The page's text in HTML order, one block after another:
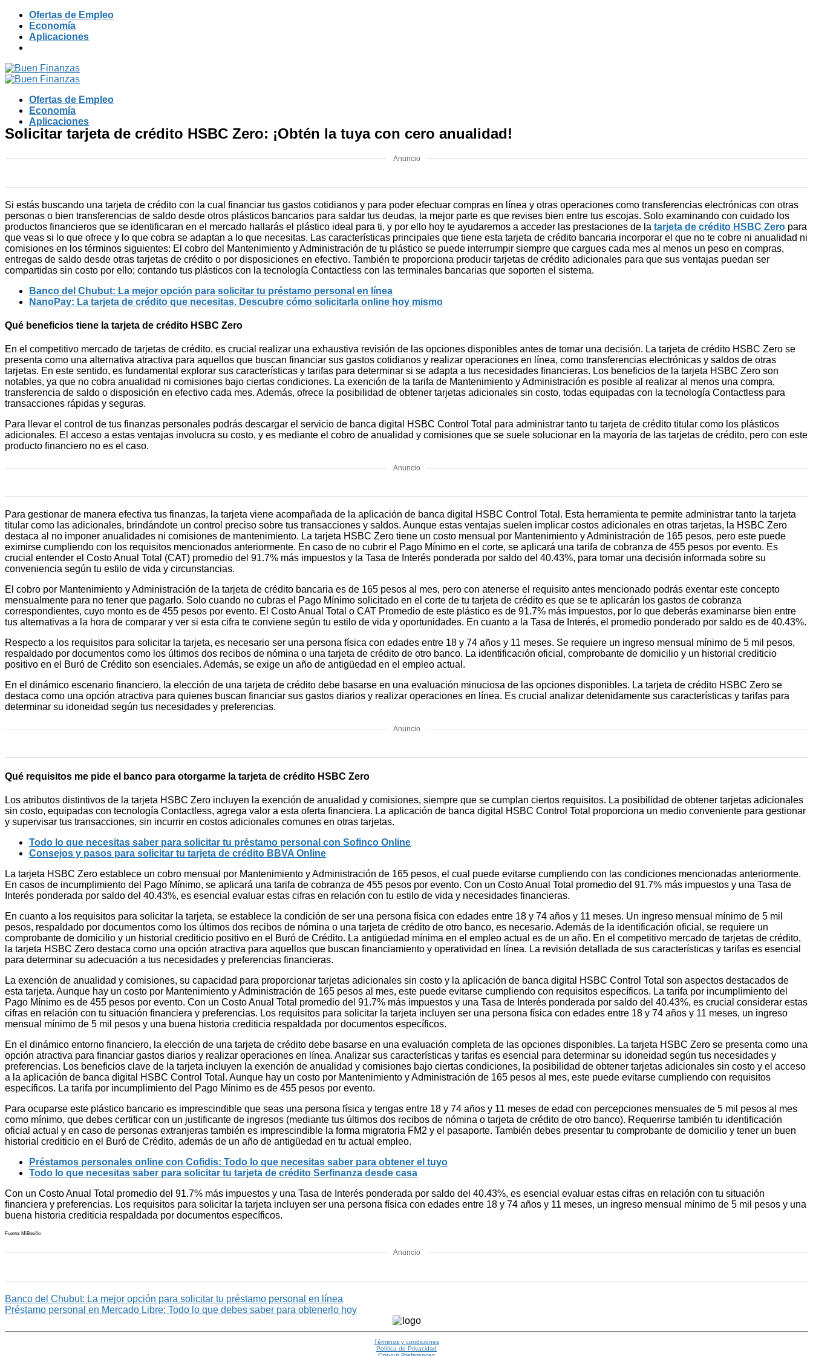
Skip
content
Ofertas de Empleo
Economía
Aplicaciones
Ofertas de Empleo
Economía
Aplicaciones
Solicitar tarjeta de crédito HSBC Zero: ¡Obtén la tuya con cero anualidad!
Anuncio
Si estás buscando una tarjeta de crédito con la cual financiar tus gastos cotidianos y para poder efectuar compras en línea y otras operaciones como transferencias electrónicas con otras
personas o bien transferencias de saldo desde otros plásticos bancarios para saldar tus deudas, la mejor parte es que revises bien entre tus escojas. Solo examinando con cuidado los
productos financieros que se identificaran en el mercado hallarás el plástico ideal para ti, y por ello hoy te ayudaremos a acceder las prestaciones de la tarjeta de crédito HSBC Zero para
que veas si lo que ofrece y lo que cobra se adaptan a lo que necesitas. Las características principales que tiene esta tarjeta de crédito bancaria incorporar el que no te cobre ni anualidad ni
comisiones en los términos siguientes: El cobro del Mantenimiento y Administración de tu plástico se puede interrumpir siempre que cargues cada mes al menos un peso en compras,
entregas de saldo desde otras tarjetas de crédito o por disposiciones en efectivo. También te proporciona producir tarjetas de crédito adicionales para que sus ventajas puedan ser
compartidas sin costo por ello; contando tus plásticos con la tecnología Contactless con las terminales bancarias que soporten el sistema.
Banco del Chubut: La mejor opción para solicitar tu préstamo personal en línea
NanoPay: La tarjeta de crédito que necesitas. Descubre cómo solicitarla online hoy mismo
Qué beneficios tiene la tarjeta de crédito HSBC Zero
En el competitivo mercado de tarjetas de crédito, es crucial realizar una exhaustiva revisión de las opciones disponibles antes de tomar una decisión. La tarjeta de crédito HSBC Zero se
presenta como una alternativa atractiva para aquellos que buscan financiar sus gastos cotidianos y realizar operaciones en línea, como transferencias electrónicas y saldos de otras
tarjetas. En este sentido, es fundamental explorar sus características y tarifas para determinar si se adapta a tus necesidades financieras. Los beneficios de la tarjeta HSBC Zero son
notables, ya que no cobra anualidad ni comisiones bajo ciertas condiciones. La exención de la tarifa de Mantenimiento y Administración es posible al realizar al menos una compra,
transferencia de saldo o disposición en efectivo cada mes. Además, ofrece la posibilidad de obtener tarjetas adicionales sin costo, todas equipadas con la tecnología Contactless para
transacciones rápidas y seguras.
Para llevar el control de tus finanzas personales podrás descargar el servicio de banca digital HSBC Control Total para administrar tanto tu tarjeta de crédito titular como los plásticos
adicionales. El acceso a estas ventajas involucra su costo, y es mediante el cobro de anualidad y comisiones que se suele solucionar en la mayoría de las tarjetas de crédito, pero con este
producto financiero no es el caso.
Anuncio
Para gestionar de manera efectiva tus finanzas, la tarjeta viene acompañada de la aplicación de banca digital HSBC Control Total. Esta herramienta te permite administrar tanto la tarjeta
titular como las adicionales, brindándote un control preciso sobre tus transacciones y saldos. Aunque estas ventajas suelen implicar costos adicionales en otras tarjetas, la HSBC Zero
destaca al no imponer anualidades ni comisiones de mantenimiento. La tarjeta HSBC Zero tiene un costo mensual por Mantenimiento y Administración de 165 pesos, pero este puede
eximirse cumpliendo con los requisitos mencionados anteriormente. En caso de no cubrir el Pago Mínimo en el corte, se aplicará una tarifa de cobranza de 455 pesos por evento. Es
crucial entender el Costo Anual Total (CAT) promedio del 91.7% más impuestos y la Tasa de Interés ponderada por saldo del 40.43%, para tomar una decisión informada sobre su
conveniencia según tu estilo de vida y circunstancias.
El cobro por Mantenimiento y Administración de la tarjeta de crédito bancaria es de 165 pesos al mes, pero con atenerse el requisito antes mencionado podrás exentar este concepto
mensualmente para no tener que pagarlo. Solo cuando no cubras el Pago Mínimo solicitado en el corte de tu tarjeta de crédito es que se te aplicarán los gastos de cobranza
correspondientes, cuyo monto es de 455 pesos por evento. El Costo Anual Total o CAT Promedio de este plástico es de 91.7% más impuestos, por lo que deberás examinarse bien entre
tus alternativas a la hora de comparar y ver si esta cifra te conviene según tu estilo de vida y oportunidades. En cuanto a la Tasa de Interés, el promedio ponderado por saldo es de 40.43%.
Respecto a los requisitos para solicitar la tarjeta, es necesario ser una persona física con edades entre 18 y 74 años y 11 meses. Se requiere un ingreso mensual mínimo de 5 mil pesos,
respaldado por documentos como los últimos dos recibos de nómina o una tarjeta de crédito de otro banco. La identificación oficial, comprobante de domicilio y un historial crediticio
positivo en el Buró de Crédito son esenciales. Además, se exige un año de antigüedad en el empleo actual.
En el dinámico escenario financiero, la elección de una tarjeta de crédito debe basarse en una evaluación minuciosa de las opciones disponibles. La tarjeta de crédito HSBC Zero se
destaca como una opción atractiva para quienes buscan financiar sus gastos diarios y realizar operaciones en línea. Es crucial analizar detenidamente sus características y tarifas para
determinar su idoneidad según tus necesidades y preferencias.
Anuncio
Qué requisitos me pide el banco para otorgarme la tarjeta de crédito HSBC Zero
Los atributos distintivos de la tarjeta HSBC Zero incluyen la exención de anualidad y comisiones, siempre que se cumplan ciertos requisitos. La posibilidad de obtener tarjetas adicionales
sin costo, equipadas con tecnología Contactless, agrega valor a esta oferta financiera. La aplicación de banca digital HSBC Control Total proporciona un medio conveniente para gestionar
y supervisar tus transacciones, sin incurrir en costos adicionales comunes en otras tarjetas.
Todo lo que necesitas saber para solicitar tu préstamo personal con Sofinco Online
Consejos y pasos para solicitar tu tarjeta de crédito BBVA Online
La tarjeta HSBC Zero establece un cobro mensual por Mantenimiento y Administración de 165 pesos, el cual puede evitarse cumpliendo con las condiciones mencionadas anteriormente.
En casos de incumplimiento del Pago Mínimo, se aplicará una tarifa de cobranza de 455 pesos por evento. Con un Costo Anual Total promedio del 91.7% más impuestos y una Tasa de
Interés ponderada por saldo del 40.43%, es esencial evaluar estas cifras en relación con tu estilo de vida y necesidades financieras.
En cuanto a los requisitos para solicitar la tarjeta, se establece la condición de ser una persona física con edades entre 18 y 74 años y 11 meses. Un ingreso mensual mínimo de 5 mil
pesos, respaldado por documentos como los últimos dos recibos de nómina o una tarjeta de crédito de otro banco, es necesario. Además de la identificación oficial, se requiere un
comprobante de domicilio y un historial crediticio positivo en el Buró de Crédito. La antigüedad mínima en el empleo actual es de un año. En el competitivo mercado de tarjetas de crédito,
la tarjeta HSBC Zero destaca como una opción atractiva para aquellos que buscan financiamiento y operatividad en línea. La revisión detallada de sus características y tarifas es esencial
para determinar su adecuación a tus necesidades y preferencias financieras.
La exención de anualidad y comisiones, su capacidad para proporcionar tarjetas adicionales sin costo y la aplicación de banca digital HSBC Control Total son aspectos destacados de
esta tarjeta. Aunque hay un costo por Mantenimiento y Administración de 165 pesos al mes, este puede evitarse cumpliendo con requisitos específicos. La tarifa por incumplimiento del
Pago Mínimo es de 455 pesos por evento. Con un Costo Anual Total promedio del 91.7% más impuestos y una Tasa de Interés ponderada por saldo del 40.43%, es crucial considerar estas
cifras en relación con tu situación financiera y preferencias. Los requisitos para solicitar la tarjeta incluyen ser una persona física con edades entre 18 y 74 años y 11 meses, un ingreso
mensual mínimo de 5 mil pesos y una buena historia crediticia respaldada por documentos específicos.
En el dinámico entorno financiero, la elección de una tarjeta de crédito debe basarse en una evaluación completa de las opciones disponibles. La tarjeta HSBC Zero se presenta como una
opción atractiva para financiar gastos diarios y realizar operaciones en línea. Analizar sus características y tarifas es esencial para determinar su idoneidad según tus necesidades y
preferencias. Los beneficios clave de la tarjeta incluyen la exención de anualidad y comisiones bajo ciertas condiciones, la posibilidad de obtener tarjetas adicionales sin costo y el acceso
a la aplicación de banca digital HSBC Control Total. Aunque hay un costo por Mantenimiento y Administración de 165 pesos al mes, este puede evitarse cumpliendo con requisitos
específicos. La tarifa por incumplimiento del Pago Mínimo es de 455 pesos por evento.
Para ocuparse este plástico bancario es imprescindible que seas una persona física y tengas entre 18 y 74 años y 11 meses de edad con percepciones mensuales de 5 mil pesos al mes
como mínimo, que debes certificar con un justificante de ingresos (mediante tus últimos dos recibos de nómina o tarjeta de crédito de otro banco). Requerirse también tu identificación
oficial actual y en caso de personas extranjeras también es imprescindible la forma migratoria FM2 y el pasaporte. También debes presentar tu comprobante de domicilio y tener un buen
historial crediticio en el Buró de Crédito, además de un año de antigüedad en tu actual empleo.
Préstamos personales online con Cofidis: Todo lo que necesitas saber para obtener el tuyo
Todo lo que necesitas saber para solicitar tu tarjeta de crédito Serfinanza desde casa
Con un Costo Anual Total promedio del 91.7% más impuestos y una Tasa de Interés ponderada por saldo del 40.43%, es esencial evaluar estas cifras en relación con tu situación
financiera y preferencias. Los requisitos para solicitar la tarjeta incluyen ser una persona física con edades entre 18 y 74 años y 11 meses, un ingreso mensual mínimo de 5 mil pesos y una
buena historia crediticia respaldada por documentos específicos.
Fuente: MiBosillo
Anuncio
Banco del Chubut: La mejor opción para solicitar tu préstamo personal en línea
Préstamo personal en Mercado Libre: Todo lo que debes saber para obtenerlo hoy
Términos y condiciones
Política de Privacidad